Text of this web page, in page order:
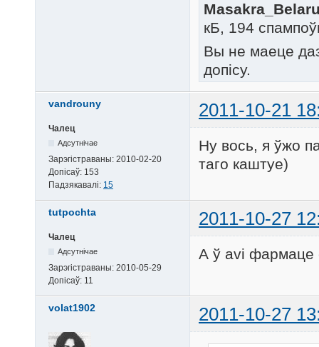
кБ, 194
Вы не маеце
допісу.
vandrouny 2011-10-21
Чалец
Адсутнічае
Зарэгістраваны: 2010-02-20
Допісаў: 153
Падзякавалі: 15
Ну вось, я ўжо
таго каштуе)
tutpochta 2011-10-27
Чалец
Адсутнічае
Зарэгістраваны: 2010-05-29
Допісаў: 11
А ў avi фармаце
volat1902 2011-10-27